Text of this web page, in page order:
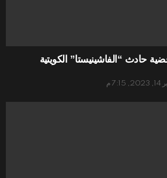
حادث “الفاشينيستا” الكويتية
م